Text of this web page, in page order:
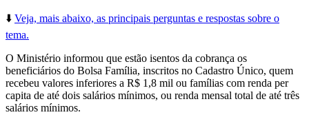
⬇️ Veja, mais abaixo, as principais perguntas e respostas sobre o
tema.
O Ministério informou que estão isentos da cobrança os
beneficiários do Bolsa Família, inscritos no Cadastro Único, quem
recebeu valores inferiores a R$ 1,8 mil ou famílias com renda per
capita de até dois salários mínimos, ou renda mensal total de até três
salários mínimos.